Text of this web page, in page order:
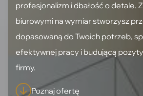
profesjonalizm i dbałość o detale.
biurowymi na wymiar stworzysz
dopasowaną do Twoich potrzeb,
efektywnej pracy i budującą
firmy.
Poznaj ofertę